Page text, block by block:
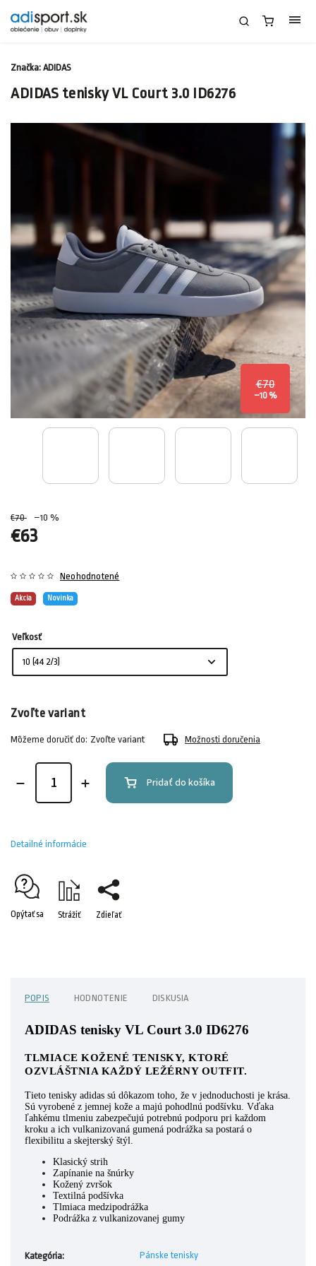
ADIDAS tenisky VL Court 3.0 ID6276
€70
–10 %
€70 –10 %
€63
Akcia Novinka
Neohodnotené
Značka: ADIDAS
Veľkosť
Zvoľte variant
Môžeme doručiť do: Zvoľte variant Možnosti doručenia
Pridať do košíka
Detailné informácie
Opýtať sa Strážiť Zdieľať
POPIS HODNOTENIE DISKUSIA
ADIDAS tenisky VL Court 3.0 ID6276
TLMIACE KOŽENÉ TENISKY, KTORÉ
OZVLÁŠTNIA KAŽDÝ LEŽÉRNY OUTFIT.
Tieto tenisky adidas sú dôkazom toho, že v jednoduchosti je krása.
Sú vyrobené z jemnej kože a majú pohodlnú podšívku. Vďaka
ľahkému tlmeniu zabezpečujú potrebnú podporu pri každom
kroku a ich vulkanizovaná gumená podrážka sa postará o
flexibilitu a skejterský štýl.
Klasický strih
Zapínanie na šnúrky
Kožený zvršok
Textilná podšívka
Tlmiaca medzipodrážka
Podrážka z vulkanizovanej gumy
Kategória: Pánske tenisky